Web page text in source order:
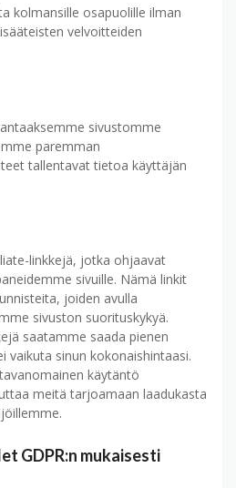
kolmansille osapuolille ilman
velvoitteiden
sivustomme
paremman
tallentavat tietoa käyttäjän
linkkejä, jotka ohjaavat
sivuille. Nämä linkit
joiden avulla
sivuston suorituskykyä.
saatamme saada pienen
vaikuta sinun kokonaishintaasi.
käytäntö
meitä tarjoamaan laadukasta
GDPR:n mukaisesti